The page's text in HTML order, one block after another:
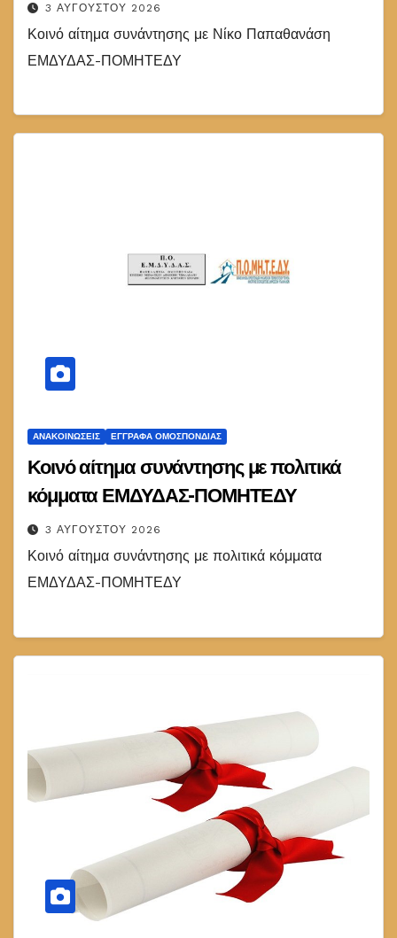
3 ΑΥΓΟΎΣΤΟΥ 2026
Κοινό αίτημα συνάντησης με Νίκο Παπαθανάση
ΕΜΔΥΔΑΣ-ΠΟΜΗΤΕΔΥ
ΑΝΑΚΟΙΝΏΣΕΙΣ ΕΓΓΡΑΦΑ ΟΜΟΣΠΟΝΔΙΑΣ
Κοινό αίτημα συνάντησης με πολιτικά
κόμματα ΕΜΔΥΔΑΣ-ΠΟΜΗΤΕΔΥ
3 ΑΥΓΟΎΣΤΟΥ 2026
Κοινό αίτημα συνάντησης με πολιτικά κόμματα
ΕΜΔΥΔΑΣ-ΠΟΜΗΤΕΔΥ